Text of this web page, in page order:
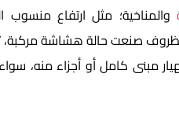
والمناخية؛ مثل ارتفاع منسوب
الظروف صنعت حالة هشاشة
مبنى كامل أو أجزاء منه،